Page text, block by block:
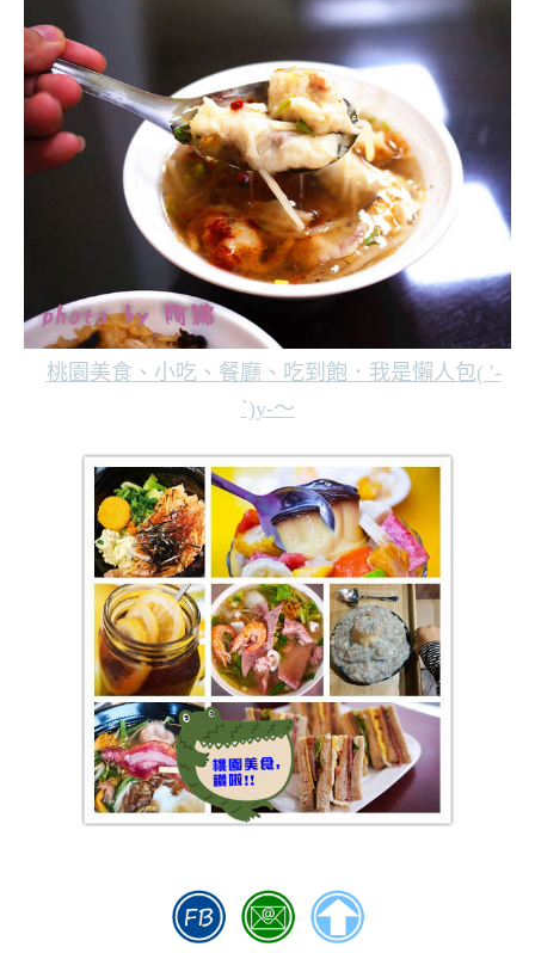
桃園 美食、小吃、餐廳、吃到飽．我是懶人包( ′-
`)y-～